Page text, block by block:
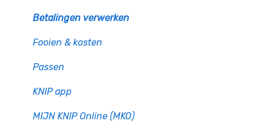
Bonnenprinters
Klantendisplay
Kassalade
Digitale prijslijst
Overige hardware
Prijslijsten
Betalingen verwerken
Fooien & kosten
Passen
KNIP app
MIJN KNIP Online (MKO)